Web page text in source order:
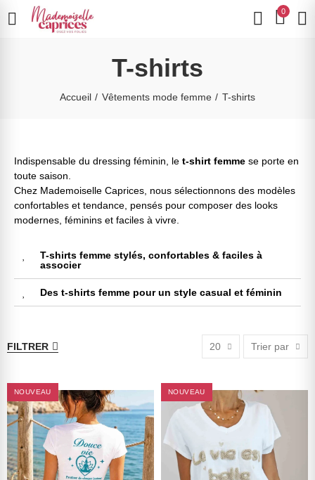
0
T-shirts
Accueil Vêtements mode femme T-shirts
Indispensable du dressing féminin, le t-shirt femme se porte en
toute saison.
Chez Mademoiselle Caprices, nous sélectionnons des modèles
confortables et tendance, pensés pour composer des looks
modernes, féminins et faciles à vivre.
T-shirts femme stylés, confortables & faciles à
associer
Des t-shirts femme pour un style casual et féminin
FILTRER 20 Trier par
NOUVEAU NOUVEAU